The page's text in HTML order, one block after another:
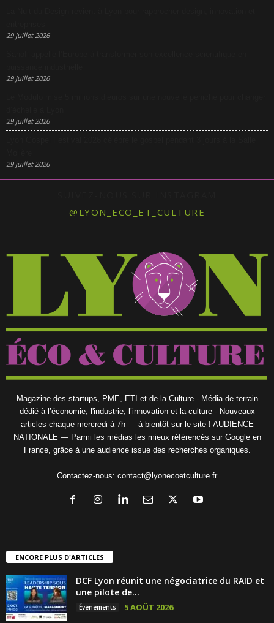
29 juillet 2026
29 juillet 2026
29 juillet 2026
29 juillet 2026
@LYON_ECO_ET_CULTURE
Magazine des startups, PME, ETI et de la Culture - Média de terrain
dédié à l’économie, l'industrie, l’innovation et la culture - Nouveaux
articles chaque mercredi à 7h — à bientôt sur le site ! AUDIENCE
NATIONALE — Parmi les médias les mieux référencés sur Google en
France, grâce à une audience issue des recherches organiques.
Contactez-nous: contact@lyonecoetculture.fr
ENCORE PLUS D'ARTICLES
DCF Lyon réunit une négociatrice du RAID et
une pilote de...
Évènements 5 AOÛT 2026